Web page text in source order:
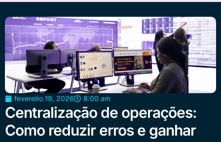
fevereiro 19, 2026 8:00 am
Centralização de operações:
Como reduzir erros e ganhar